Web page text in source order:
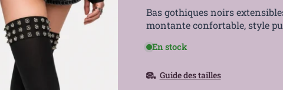
Bas gothiques noirs
montante confortable, style
En stock
Guide des tailles